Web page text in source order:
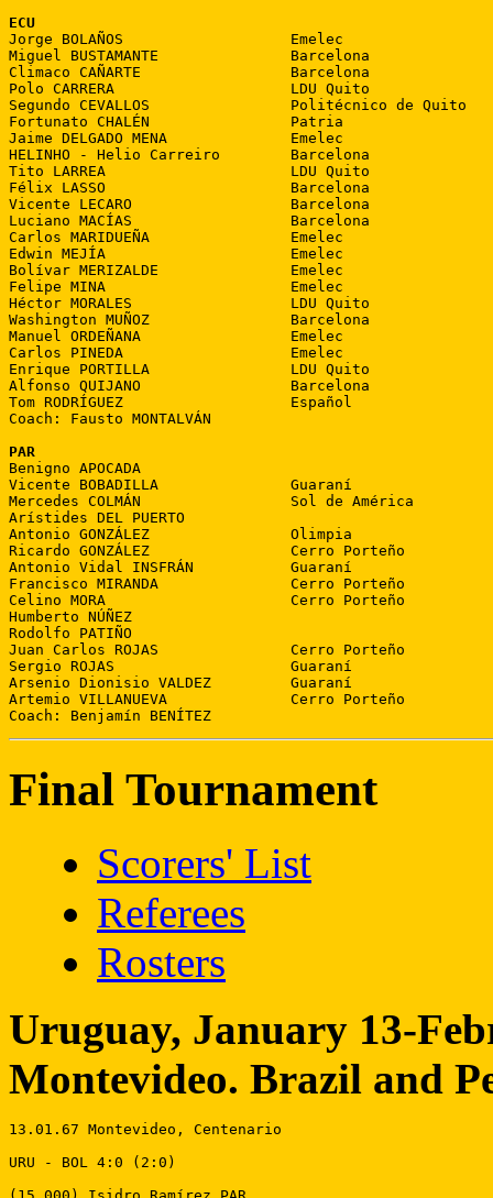
ECU
Jorge BOLAÑOS                   Emelec
Miguel BUSTAMANTE               Barcelona
Climaco CAÑARTE                 Barcelona
Polo CARRERA                    LDU Quito
Segundo CEVALLOS                Politécnico de Quito
Fortunato CHALÉN                Patria
Jaime DELGADO MENA              Emelec
HELINHO - Helio Carreiro        Barcelona
Tito LARREA                     LDU Quito
Félix LASSO                     Barcelona
Vicente LECARO                  Barcelona
Luciano MACÍAS                  Barcelona
Carlos MARIDUEÑA                Emelec
Edwin MEJÍA                     Emelec
Bolívar MERIZALDE               Emelec
Felipe MINA                     Emelec
Héctor MORALES                  LDU Quito
Washington MUÑOZ                Barcelona
Manuel ORDEÑANA                 Emelec
Carlos PINEDA                   Emelec
Enrique PORTILLA                LDU Quito
Alfonso QUIJANO                 Barcelona
Tom RODRÍGUEZ                   Español
Coach: Fausto MONTALVÁN
PAR
Benigno APOCADA
Vicente BOBADILLA               Guaraní
Mercedes COLMÁN                 Sol de América
Arístides DEL PUERTO
Antonio GONZÁLEZ                Olimpia
Ricardo GONZÁLEZ                Cerro Porteño
Antonio Vidal INSFRÁN           Guaraní
Francisco MIRANDA               Cerro Porteño
Celino MORA                     Cerro Porteño
Humberto NÚÑEZ
Rodolfo PATIÑO
Juan Carlos ROJAS               Cerro Porteño
Sergio ROJAS                    Guaraní
Arsenio Dionisio VALDEZ         Guaraní
Artemio VILLANUEVA              Cerro Porteño
Coach: Benjamín BENÍTEZ
Final Tournament
Scorers' List
Referees
Rosters
Uruguay, January 13-
Montevideo. Brazil and
13.01.67 Montevideo, Centenario
URU - BOL 4:0 (2:0)